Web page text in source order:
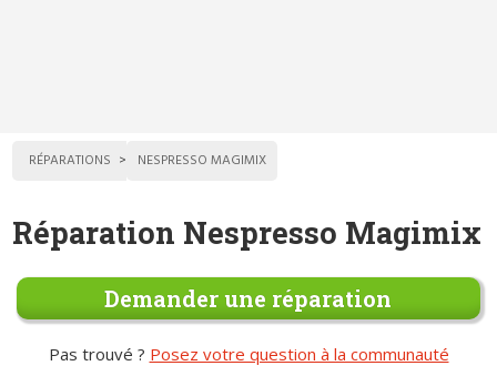
RÉPARATIONS NESPRESSO MAGIMIX
Réparation Nespresso Magimix
Demander une réparation
Pas trouvé ? Posez votre question à la communauté